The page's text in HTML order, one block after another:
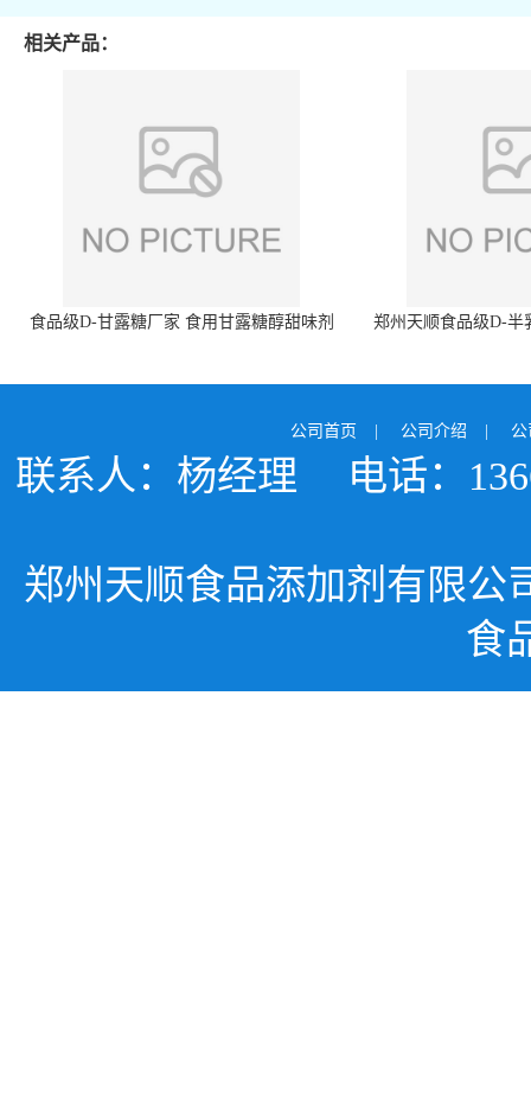
相关产品：
食品级D-甘露糖厂家 食用甘露糖醇甜味剂
郑州天顺食品级D-半
公司首页 | 公司介绍 |
联系人：杨经理 电话：
郑州天顺食品添加剂有限公
食